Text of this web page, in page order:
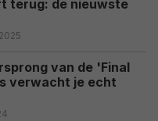
terug: de nieuwste
van de 'Final
verwacht je echt